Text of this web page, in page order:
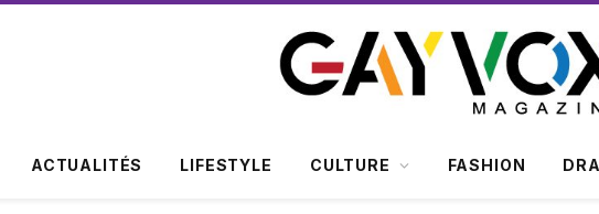
ACTUALITÉS LIFESTYLE CULTURE FASHION